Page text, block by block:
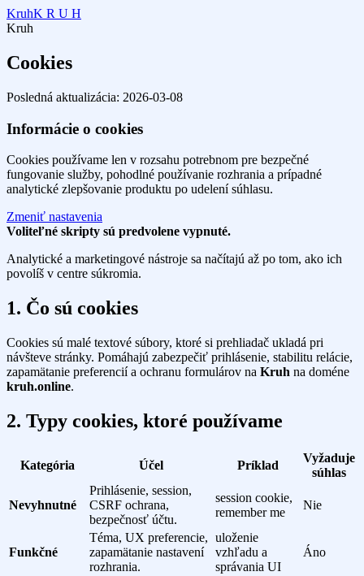
KruhK R U H
Kruh
Cookies
Posledná aktualizácia: 2026-03-08
Informácie o cookies
Cookies používame len v rozsahu potrebnom pre bezpečné
fungovanie služby, pohodlné používanie rozhrania a prípadné
analytické zlepšovanie produktu po udelení súhlasu.
Zmeniť nastavenia
Voliteľné skripty sú predvolene vypnuté.
Analytické a marketingové nástroje sa načítajú až po tom, ako ich
povolíš v centre súkromia.
1. Čo sú cookies
Cookies sú malé textové súbory, ktoré si prehliadač ukladá pri
návšteve stránky. Pomáhajú zabezpečiť prihlásenie, stabilitu relácie,
zapamätanie preferencií a ochranu formulárov na Kruh na doméne
kruh.online.
2. Typy cookies, ktoré používame
Kategória Účel Príklad
Vyžaduje
súhlas
Nevyhnutné
Prihlásenie, session,
CSRF ochrana,
bezpečnosť účtu.
session cookie,
remember me
Nie
Funkčné
Téma, UX preferencie,
zapamätanie nastavení
rozhrania.
uloženie
vzhľadu a
správania UI
Áno